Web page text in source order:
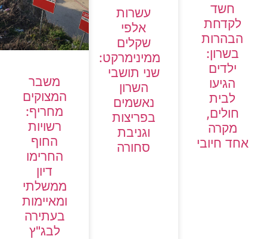
חשד
לקדחת
הבהרות
בשרון:
ילדים
הגיעו
לבית
חולים,
מקרה
אחד חיובי
עשרות
אלפי
שקלים
ממינימרקט:
שני תושבי
השרון
נאשמים
בפריצות
וגניבת
סחורה
משבר
המצוקים
מחריף:
רשויות
החוף
החרימו
דיון
ממשלתי
ומאיימות
בעתירה
לבג"ץ